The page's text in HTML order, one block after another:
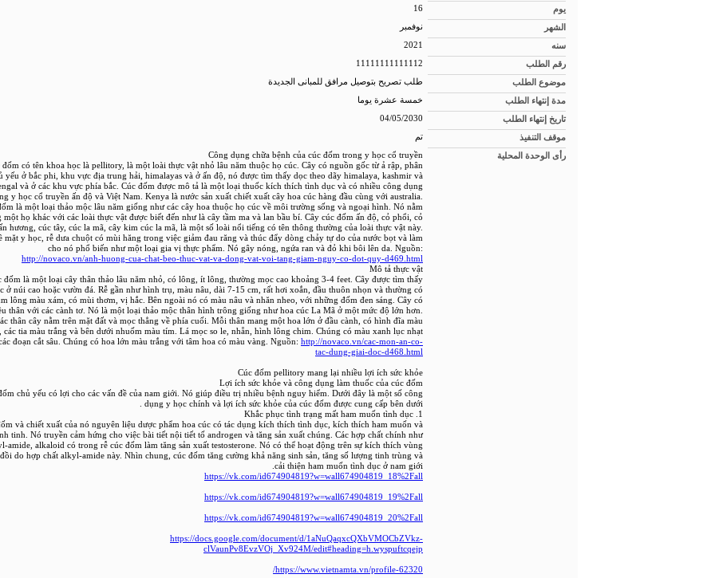
يوم 16
الشهر نوفمبر
سنه 2021
رقم الطلب 11111111111112
موضوع الطلب طلب تصريح بتوصيل مرافق للمبانى الجديدة
مدة إنتهاء الطلب خمسة عشرة يوما
تاريخ إنتهاء الطلب 04/05/2030
موقف التنفيذ تم
رأى الوحدة المحلية
Công dụng chữa bệnh của cúc đốm trong y học cổ truyền
đốm có tên khoa học là pellitory, là một loài thực vật nhỏ lâu năm thuộc họ cúc. Cây có nguồn gốc từ ả rập, phân
yếu ở bắc phi, khu vực địa trung hải, himalayas và ở ấn độ, nó được tìm thấy dọc theo dãy himalaya, kashmir và
và ở các khu vực phía bắc. Cúc đốm được mô tả là một loại thuốc kích thích tình dục và có nhiều công dụng
y học cổ truyền ấn độ và Việt Nam. Kenya là nước sản xuất chiết xuất cây hoa cúc hàng đầu cùng với australia.
là một loại thảo mộc lâu năm giống như các cây hoa thuộc họ cúc về môi trường sống và ngoại hình. Nó nằm
một họ khác với các loài thực vật được biết đến như là cây tầm ma và lan bầu bí. Cây cúc đốm ấn độ, cỏ phổi, cỏ
hương, cúc tây, cúc la mã, cây kim cúc la mã, là một số loài nổi tiếng có tên thông thường của loài thực vật này.
mặt y học, rễ dưa chuột có mùi hăng trong việc giảm đau răng và thúc đẩy dòng chảy tự do của nước bọt và làm
cho nó phổ biến như một loại gia vị thực phẩm. Nó gây nóng, ngứa ran và đỏ khi bôi lên da. Nguồn:
http://novaco.vn/anh-huong-cua-chat-beo-thuc-vat-va-dong-vat-voi-tang-giam-nguy-co-dot-quy-d469.html
Mô tả thực vật
đốm là một loại cây thân thảo lâu năm nhỏ, có lông, ít lông, thường mọc cao khoảng 3-4 feet. Cây được tìm thấy
ở núi cao hoặc vườn đá. Rễ gần như hình trụ, màu nâu, dài 7-15 cm, rất hơi xoắn, đầu thuôn nhọn và thường có
lông màu xám, có mùi thơm, vị hắc. Bên ngoài nó có màu nâu và nhăn nheo, với những đốm đen sáng. Cây có
thân với các cành tơ. Nó là một loại thảo mộc thân hình trông giống như hoa cúc La Mã ở một mức độ lớn hơn.
thân cây nằm trên mặt đất và mọc thẳng về phía cuối. Mỗi thân mang một hoa lớn ở đầu cành, có hình đĩa màu
các tia màu trắng và bên dưới nhuốm màu tím. Lá mọc so le, nhẵn, hình lông chim. Chúng có màu xanh lục nhạt
đoạn cắt sâu. Chúng có hoa lớn màu trắng với tâm hoa có màu vàng. Nguồn: http://novaco.vn/cac-mon-an-co-
tac-dung-giai-doc-d468.html
Cúc đốm pellitory mang lại nhiều lợi ích sức khỏe
Lợi ích sức khỏe và công dụng làm thuốc của cúc đốm
chủ yếu có lợi cho các vấn đề của nam giới. Nó giúp điều trị nhiều bệnh nguy hiểm. Dưới đây là một số công
dụng y học chính và lợi ích sức khỏe của cúc đốm được cung cấp bên dưới .
1. Khắc phục tình trạng mất ham muốn tình dục
và chiết xuất của nó nguyên liệu dược phẩm hoa cúc có tác dụng kích thích tình dục, kích thích ham muốn và
tinh. Nó truyền cảm hứng cho việc bài tiết nội tiết tố androgen và tăng sản xuất chúng. Các hợp chất chính như
amide, alkaloid có trong rễ cúc đốm làm tăng sản xuất testosterone. Nó có thể hoạt động trên sự kích thích vùng
do hợp chất alkyl-amide này. Nhìn chung, cúc đốm tăng cường khả năng sinh sản, tăng số lượng tinh trùng và
cải thiện ham muốn tình dục ở nam giới.
https://vk.com/id674904819?w=wall674904819_18%2Fall
https://vk.com/id674904819?w=wall674904819_19%2Fall
https://vk.com/id674904819?w=wall674904819_20%2Fall
https://docs.google.com/document/d/1aNuQaqxcQXbVMOCbZVkz-
clVaunPv8EvzVOj_Xv924M/edit#heading=h.wyspuftcqejp
https://www.vietnamta.vn/profile-62320/